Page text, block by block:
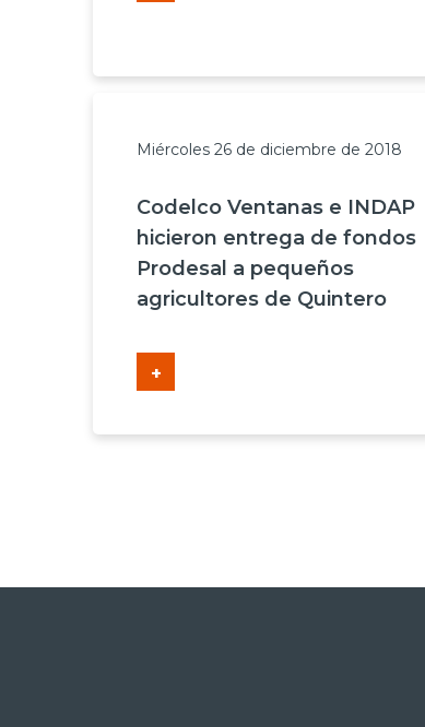
Miércoles 26 de diciembre de 2018
Codelco Ventanas e INDAP
hicieron entrega de fondos
Prodesal a pequeños
agricultores de Quintero
+